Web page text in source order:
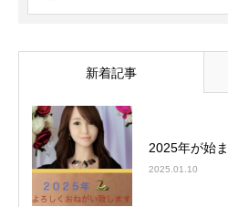
新着記事
2025年が始
2025.01.10